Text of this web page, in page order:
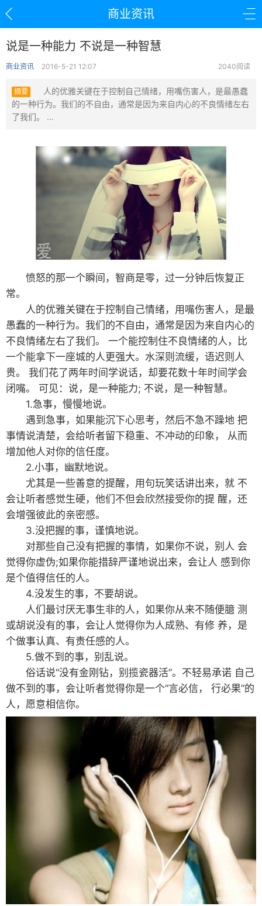
商业资讯
说是一种能力 不说是一种智慧
商业资讯 2016-5-21 12:07 2040阅读
摘要
人的优雅关键在于控制自己情绪，用嘴伤害人，是最愚蠢
的一种行为。我们的不自由，通常是因为来自内心的不良情绪左右
了我们。 ...
愤怒的那一个瞬间，智商是零，过一分钟后恢复正
常。
人的优雅关键在于控制自己情绪，用嘴伤害人，是最
愚蠢的一种行为。我们的不自由，通常是因为来自内心的
不良情绪左右了我们。 一个能控制住不良情绪的人，比
一个能拿下一座城的人更强大。水深则流缓，语迟则人
贵。 我们花了两年时间学说话，却要花数十年时间学会
闭嘴。 可见：说，是一种能力; 不说，是一种智慧。
1.急事，慢慢地说。
遇到急事，如果能沉下心思考，然后不急不躁地 把
事情说清楚，会给听者留下稳重、不冲动的印象， 从而
增加他人对你的信任度。
2.小事，幽默地说。
尤其是一些善意的提醒，用句玩笑话讲出来，就 不
会让听者感觉生硬，他们不但会欣然接受你的提 醒，还
会增强彼此的亲密感。
3.没把握的事，谨慎地说。
对那些自己没有把握的事情，如果你不说，别人 会
觉得你虚伪;如果你能措辞严谨地说出来，会让人 感到你
是个值得信任的人。
4.没发生的事，不要胡说。
人们最讨厌无事生非的人，如果你从来不随便臆 测
或胡说没有的事，会让人觉得你为人成熟、有修 养，是
个做事认真、有责任感的人。
5.做不到的事，别乱说。
俗话说“没有金刚钻，别揽瓷器活”。不轻易承诺 自己
做不到的事，会让听者觉得你是一个“言必信， 行必果”的
人，愿意相信你。